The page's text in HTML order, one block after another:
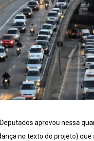
aprovou nessa
no texto do projeto) que